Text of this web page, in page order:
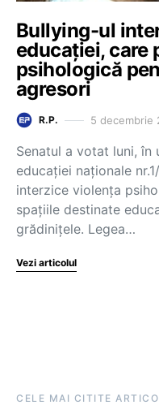
Bullying-ul
educaţiei, care
psihologică
agresori
R.P. 5 decembrie
Senatul a votat luni, în
educaţiei naţionale
interzice violența
spațiile destinate
grădiniţele. Legea…
Vezi articolul
CELE MAI CITITE